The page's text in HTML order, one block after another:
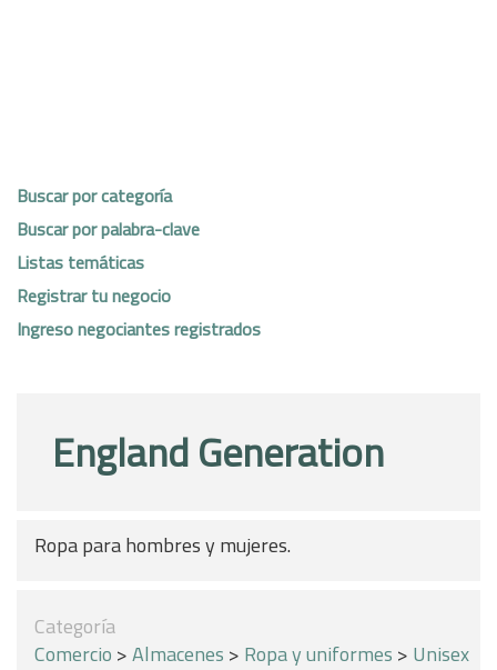
Buscar por categoría
Buscar por palabra-clave
Listas temáticas
Registrar tu negocio
Ingreso negociantes registrados
England Generation
Ropa para hombres y mujeres.
Categoría
Comercio >Almacenes > Ropa y uniformes > Unisex